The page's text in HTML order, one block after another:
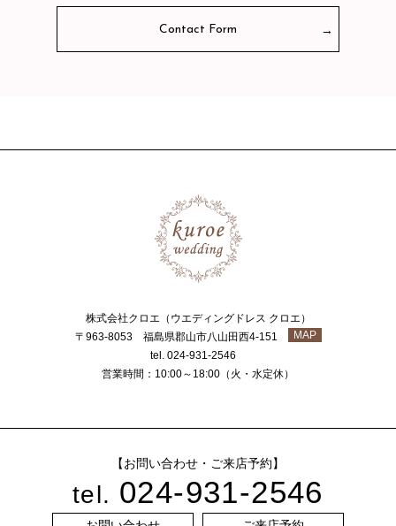
Contact Form
株式会社クロエ（ウエディングドレス クロエ）
〒963-8053 福島県郡山市八山田西4-151
MAP
tel. 024-931-2546
営業時間：10:00～18:00（火・水定休）
【お問い合わせ・ご来店予約】
tel. 024-931-2546